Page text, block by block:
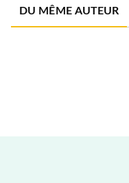
DU MÊME AUTEUR